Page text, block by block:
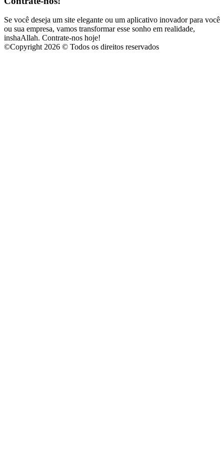
Se você deseja um site elegante ou um aplicativo inovador para você
ou sua empresa, vamos transformar esse sonho em realidade,
inshaAllah. Contrate-nos hoje!
©Copyright 2026 © Todos os direitos reservados